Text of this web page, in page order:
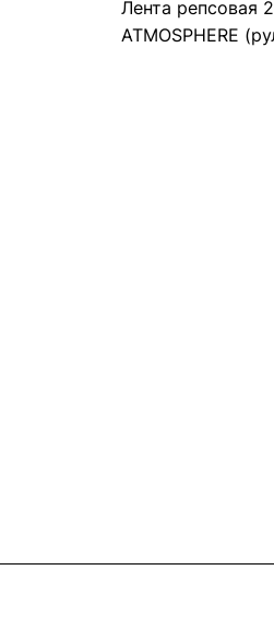
Лента репсовая
ATMOSPHERE